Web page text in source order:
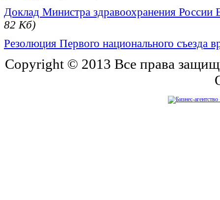
Доклад Министра здравоохранения
82 Кб)
Резолюция Первого национального съезда
Copyright © 2013 Все права